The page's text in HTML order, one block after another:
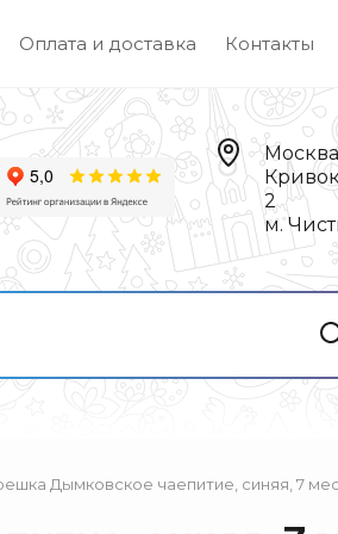
Оплата и доставка Контакты
Москва
2
м.
Дымковское чаепитие, синяя, 7